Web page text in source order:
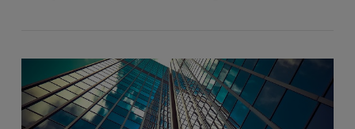
VIEW POST